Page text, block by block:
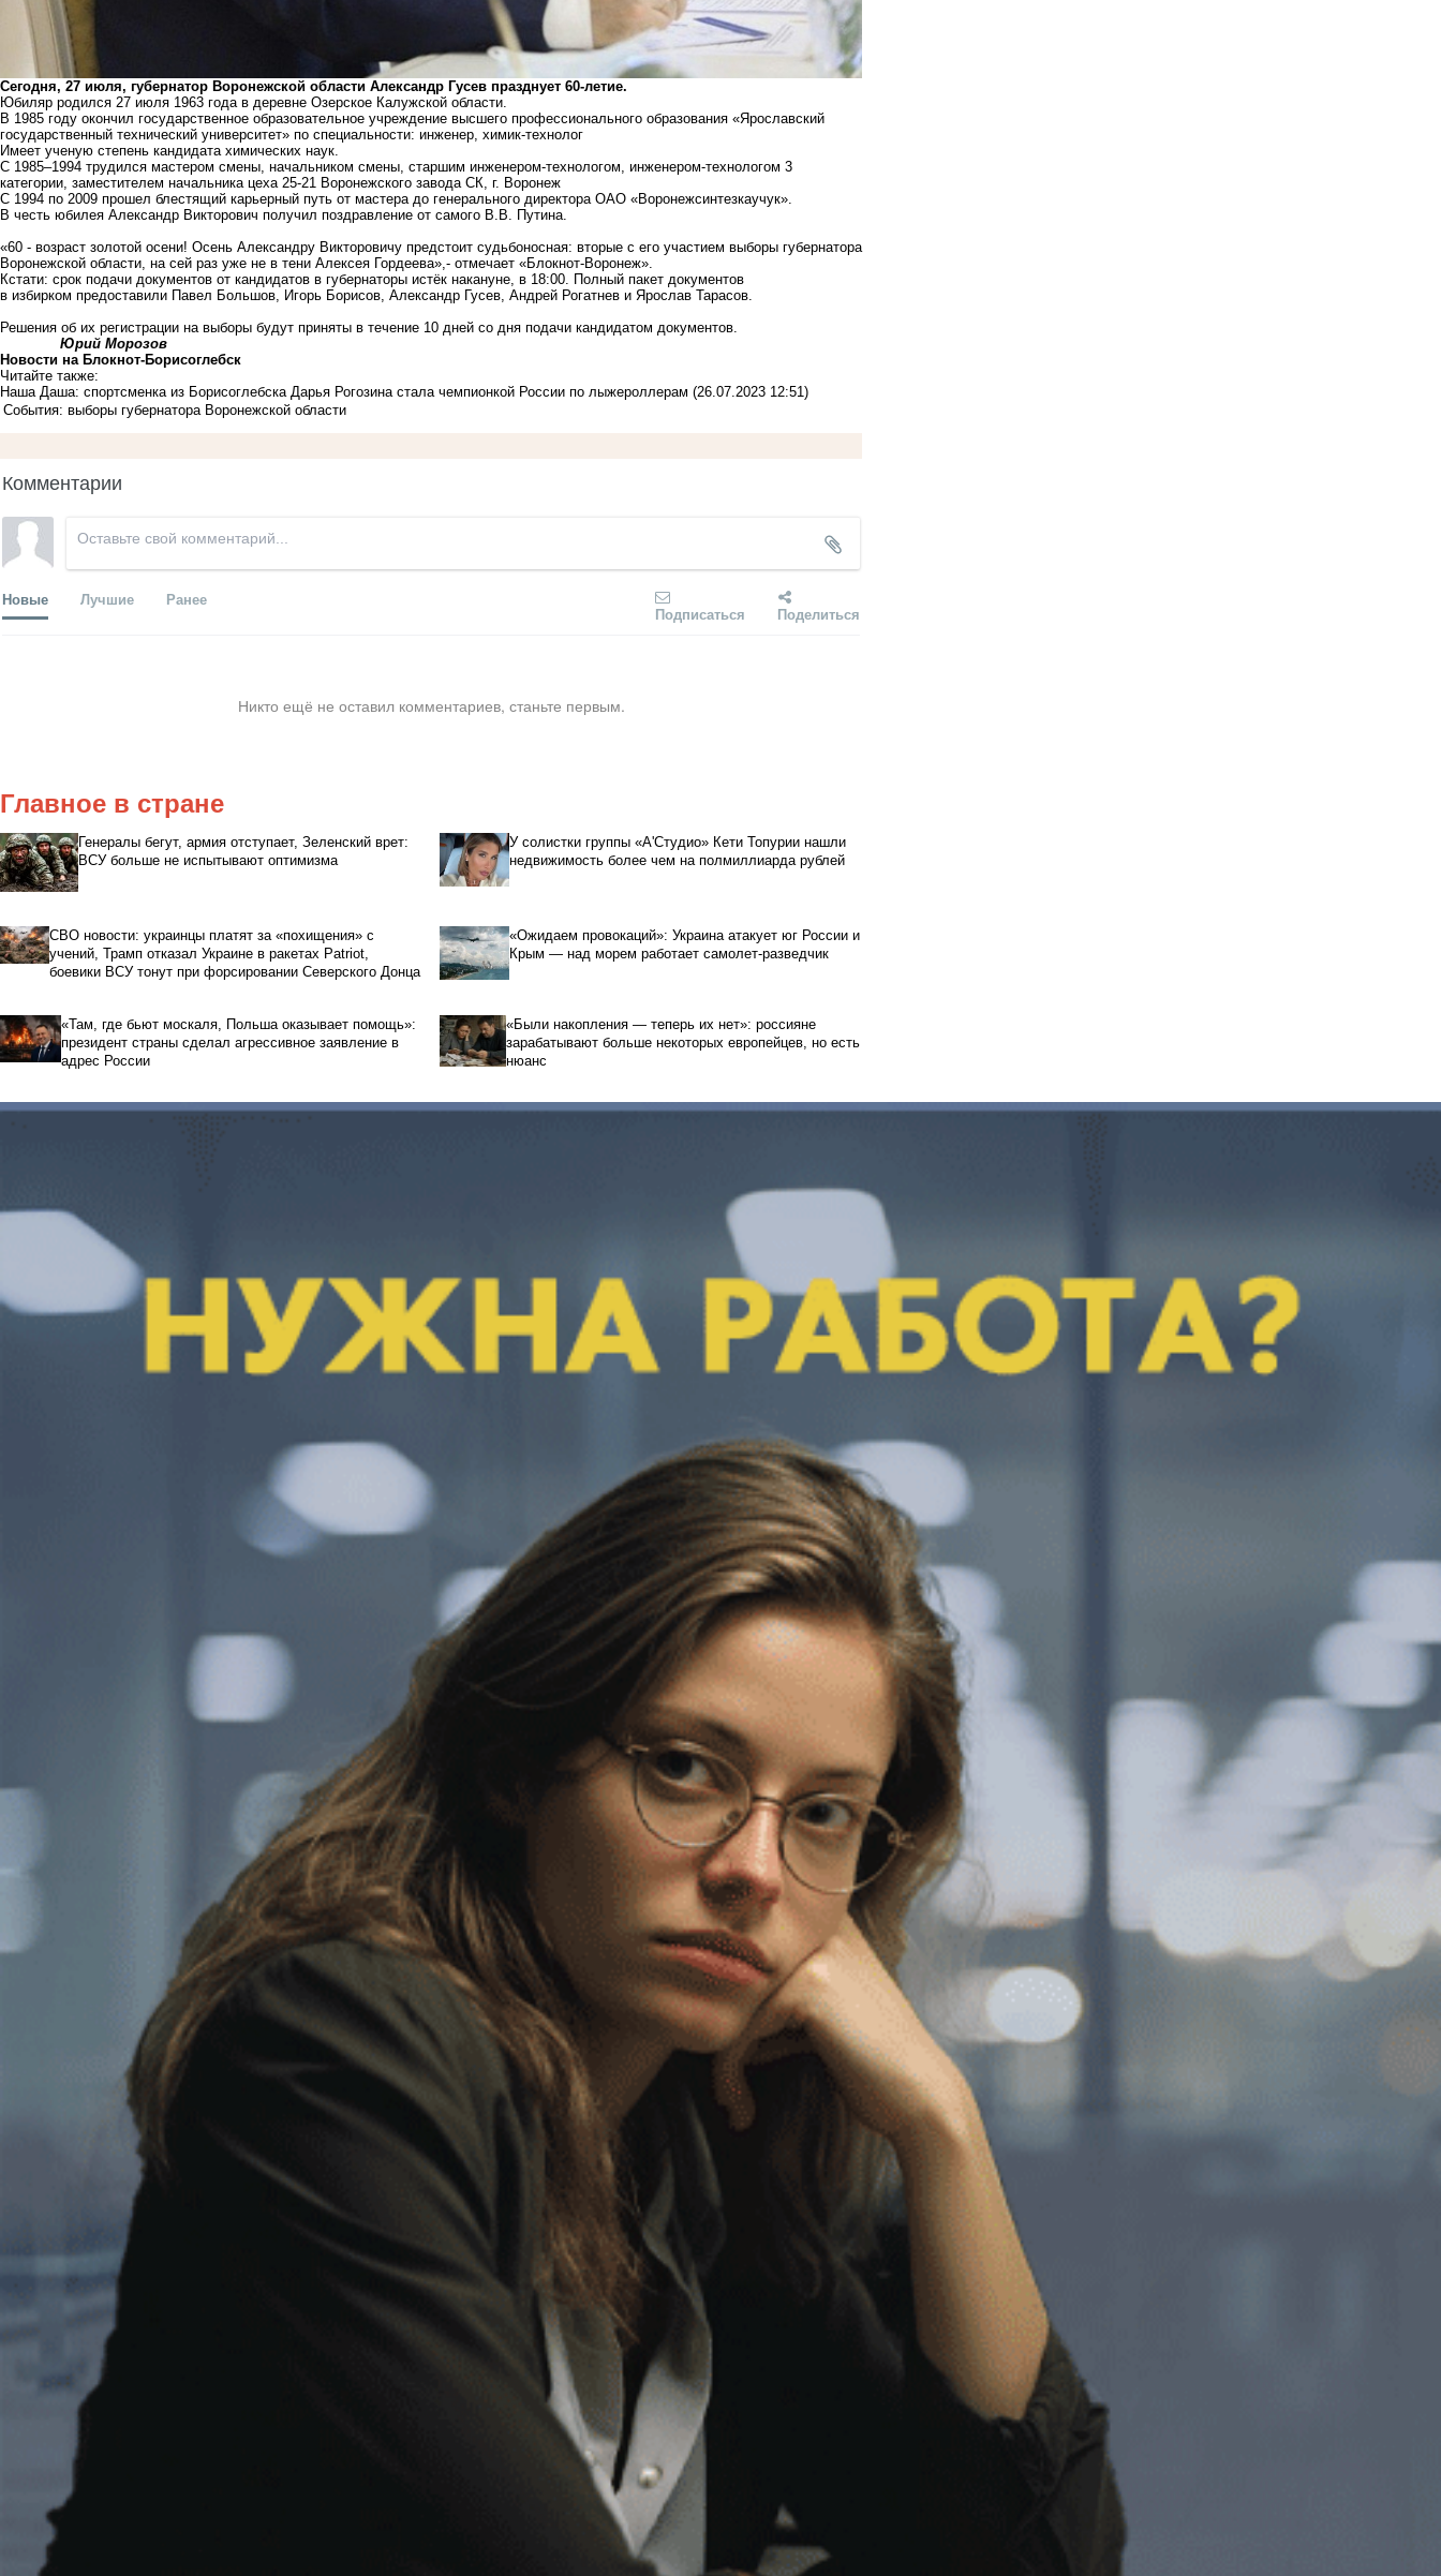
Сегодня, 27 июля, губернатор Воронежской области Александр Гусев празднует 60-летие.
Юбиляр родился 27 июля 1963 года в деревне Озерское Калужской области.
В 1985 году окончил государственное образовательное учреждение высшего профессионального образования «Ярославский
государственный технический университет» по специальности: инженер, химик-технолог
Имеет ученую степень кандидата химических наук.
С 1985–1994 трудился мастером смены, начальником смены, старшим инженером-технологом, инженером-технологом 3
категории, заместителем начальника цеха 25-21 Воронежского завода СК, г. Воронеж
С 1994 по 2009 прошел блестящий карьерный путь от мастера до генерального директора ОАО «Воронежсинтезкаучук».
В честь юбилея Александр Викторович получил поздравление от самого В.В. Путина.
«60 - возраст золотой осени! Осень Александру Викторовичу предстоит судьбоносная: вторые с его участием выборы губернатора
Воронежской области, на сей раз уже не в тени Алексея Гордеева»,- отмечает «Блокнот-Воронеж».
Кстати: срок подачи документов от кандидатов в губернаторы истёк накануне, в 18:00. Полный пакет документов
в избирком предоставили Павел Большов, Игорь Борисов, Александр Гусев, Андрей Рогатнев и Ярослав Тарасов.
Решения об их регистрации на выборы будут приняты в течение 10 дней со дня подачи кандидатом документов.
Юрий Морозов
Новости на Блoкнoт-Борисоглебск
Читайте также:
Наша Даша: спортсменка из Борисоглебска Дарья Рогозина стала чемпионкой России по лыжероллерам (26.07.2023 12:51)
События: выборы губернатора Воронежской области
Комментарии
Новые Лучшие Ранее
Подписаться Поделиться
Никто ещё не оставил комментариев, станьте первым.
Главное в стране
Генералы бегут, армия отступает, Зеленский врет:
ВСУ больше не испытывают оптимизма
У солистки группы «А'Студио» Кети Топурии нашли
недвижимость более чем на полмиллиарда рублей
СВО новости: украинцы платят за «похищения» с
учений, Трамп отказал Украине в ракетах Patriot,
боевики ВСУ тонут при форсировании Северского Донца
«Ожидаем провокаций»: Украина атакует юг России и
Крым — над морем работает самолет-разведчик
«Там, где бьют москаля, Польша оказывает помощь»:
президент страны сделал агрессивное заявление в
адрес России
«Были накопления — теперь их нет»: россияне
зарабатывают больше некоторых европейцев, но есть
нюанс